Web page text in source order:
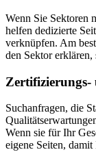
Wenn Sie Sektoren
helfen dedizierte
verknüpfen. Am
den Sektor
Zertifizierungs-
Suchanfragen, die
Wenn sie für Ihr
eigene Seiten,